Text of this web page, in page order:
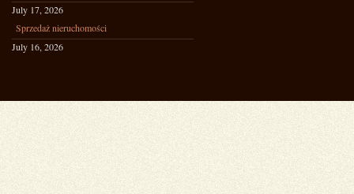
July 17, 2026
Sprzedaż nieruchomości
July 16, 2026